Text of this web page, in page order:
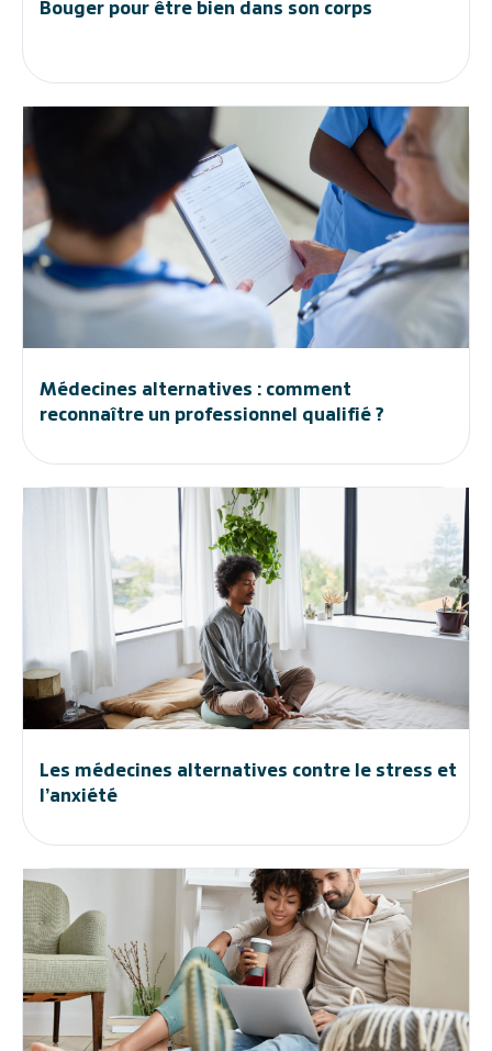
Bouger pour être bien dans son corps
Médecines alternatives : comment
reconnaître un professionnel qualifié ?
Les médecines alternatives contre le stress et
l’anxiété